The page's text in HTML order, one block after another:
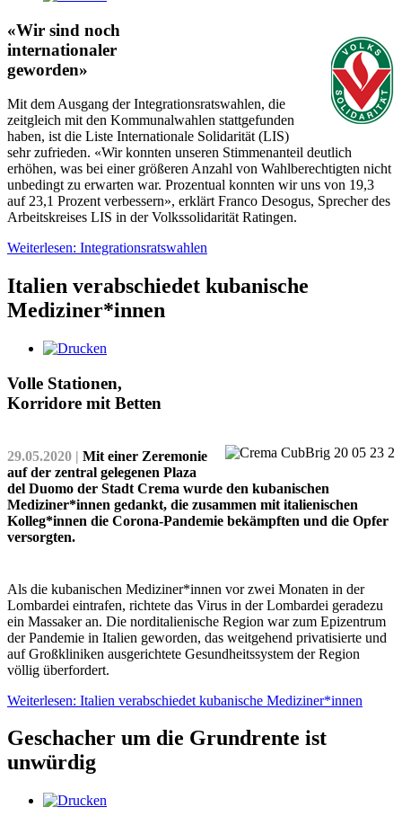
«Wir sind noch
internationaler
geworden»
Mit dem Ausgang der Integrationsratswahlen, die
zeitgleich mit den Kommunalwahlen stattgefunden
haben, ist die Liste Internationale Solidarität (LIS)
sehr zufrieden. «Wir konnten unseren Stimmenanteil deutlich
erhöhen, was bei einer größeren Anzahl von Wahlberechtigten nicht
unbedingt zu erwarten war. Prozentual konnten wir uns von 19,3
auf 23,1 Prozent verbessern», erklärt Franco Desogus, Sprecher des
Arbeitskreises LIS in der Volkssolidarität Ratingen.
Weiterlesen: Integrationsratswahlen
Italien verabschiedet kubanische
Mediziner*innen
Volle Stationen,
Korridore mit Betten
29.05.2020 | Mit einer Zeremonie
auf der zentral gelegenen Plaza
del Duomo der Stadt Crema wurde den kubanischen
Mediziner*innen gedankt, die zusammen mit italienischen
Kolleg*­innen die Corona-Pandemie bekämpften und die Opfer
versorgten.
Als die kubanischen Mediziner*innen vor zwei Monaten in der
Lombardei eintrafen, richtete das Virus in der Lombardei geradezu
ein Massaker an. Die norditalienische Region war zum Epizentrum
der Pandemie in Italien geworden, das weitgehend privatisierte und
auf Großkliniken ausgerichtete Gesundheitssystem der Region
völlig überfordert.
Weiterlesen: Italien verabschiedet kubanische Mediziner*innen
Geschacher um die Grundrente ist
unwürdig